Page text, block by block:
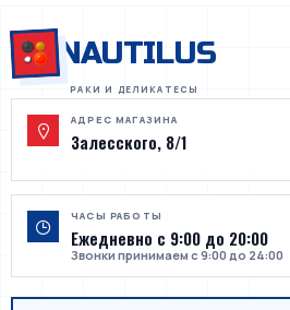
NAUTILUS
АДРЕС МАГАЗИНА
Залесского, 8/1
ЧАСЫ РАБОТЫ
Ежедневно с 9:00 до 20:00
Звонки принимаем с 9:00 до 24:00